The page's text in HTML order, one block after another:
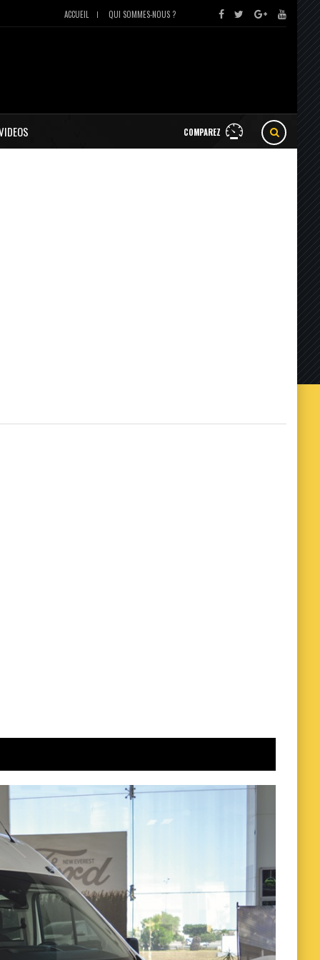
ACCUEIL QUI SOMMES-NOUS ?
COMPAREZ